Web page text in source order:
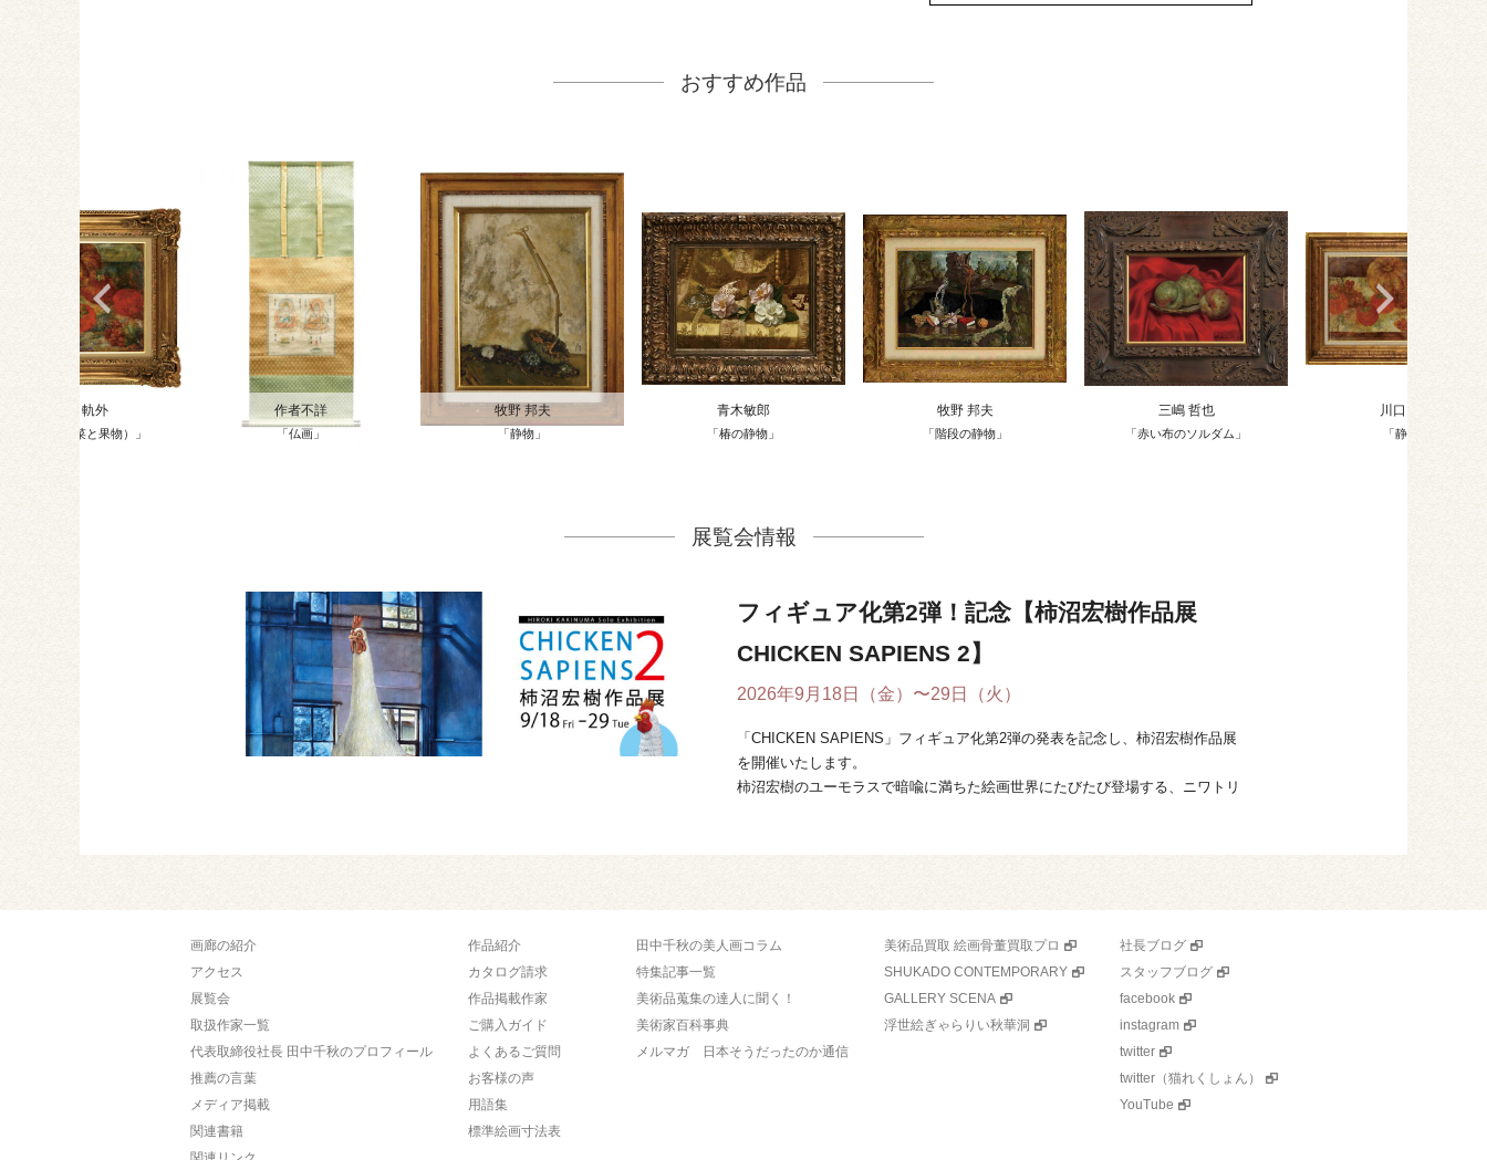
おすすめ作品
川口 軌外
「静物（野菜と果物）」
作者不詳
「仏画」
牧野 邦夫
「静物」
青木敏郎
「椿の静物」
牧野 邦夫
「階段の静物」
三嶋 哲也
「赤い布のソルダム」
川口 軌外
「静物」
展覧会情報
フィギュア化第2弾！記念【柿沼宏樹作品展
CHICKEN SAPIENS 2】
2026年9月18日（金）〜29日（火）
「CHICKEN SAPIENS」フィギュア化第2弾の発表を記念し、柿沼宏樹作品展
を開催いたします。
柿沼宏樹のユーモラスで暗喩に満ちた絵画世界にたびたび登場する、ニワトリ
画廊の紹介
アクセス
展覧会
取扱作家一覧
代表取締役社長 田中千秋のプロフィール
推薦の言葉
メディア掲載
関連書籍
作品紹介
カタログ請求
作品掲載作家
ご購入ガイド
よくあるご質問
お客様の声
用語集
標準絵画寸法表
田中千秋の美人画コラム
特集記事一覧
美術品蒐集の達人に聞く！
美術家百科事典
メルマガ 日本そうだったのか通信
美術品買取 絵画骨董買取プロ
SHUKADO CONTEMPORARY
GALLERY SCENA
浮世絵ぎゃらりい秋華洞
社長ブログ
スタッフブログ
facebook
instagram
twitter
twitter（猫れくしょん）
YouTube